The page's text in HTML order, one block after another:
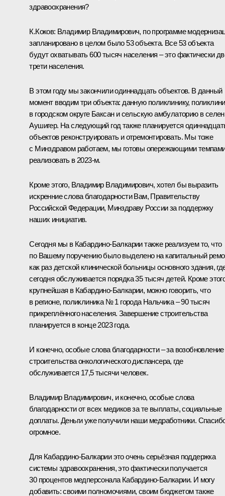
здравоохранения?
К.Коков: Владимир Владимирович, по программе
запланировано в целом было 53 объекта. Все 53 объекта
будут охватывать 600 тысяч населения – это фактически
трети населения.
В этом году мы закончили одиннадцать объектов. В данный
момент вводим три объекта: данную поликлинику,
в городском округе Баксан и сельскую амбулаторию в
Аушигер. На следующий год также планируется
объектов реконструировать и отремонтировать. Мы тоже
с Минздравом работаем, мы готовы опережающими
реализовать в 2023-м.
Кроме этого, Владимир Владимирович, хотел бы выразить
искренние слова благодарности Вам, Правительству
Российской Федерации, Минздраву России за поддержку
наших инициатив.
Сегодня мы в Кабардино-Балкарии также реализуем то, что
по Вашему поручению было выделено на капитальный
как раз детской клинической больницы основного здания,
сегодня обслуживается порядка 35 тысяч детей. Кроме
крупнейшая в Кабардино-Балкарии, можно говорить, что
в регионе, поликлиника № 1 города Нальчика – 90 тысяч
прикреплённого населения. Завершение строительства
планируется в конце 2023 года.
И конечно, особые слова благодарности – за возобновление
строительства онкологического диспансера, где
обслуживается 17,5 тысячи человек.
Владимир Владимирович, и конечно, особые слова
благодарности от всех медиков за те выплаты, социальные
доплаты. Деньги уже получили наши медработники.
огромное.
Для Кабардино-Балкарии это очень серьёзная поддержка
системы здравоохранения, это фактически получается
30 процентов медперсонала Кабардино-Балкарии. И могу
добавить: своими полномочиями, своим бюджетом также